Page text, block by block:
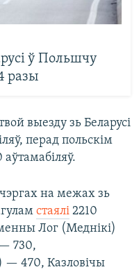
ў Польшчу
разы
выезду зь Беларусі
перад польскім
на межах зь
стаялі 2210
Лог (Меднікі)
730,
— 470, Казловічы